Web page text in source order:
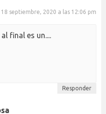
18 septiembre, 2020 a las 12:06 pm
final es un....
Responder